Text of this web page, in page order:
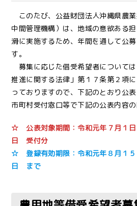
このたび、公益財団法人沖縄県農
中間管理機構）は、地域の意欲ある
滑に実施するため、年間を通して公
す。
募集に応じた借受希望者について
推進に関する法律」第１７条第２項
っておりますので、下記のとおり公
市町村受付窓口等で下記の公表内容の
☆ 公表対象期間：令和元年７月１日
日 受付分
☆ 登録有効期限：令和元年８月１５
日 まで